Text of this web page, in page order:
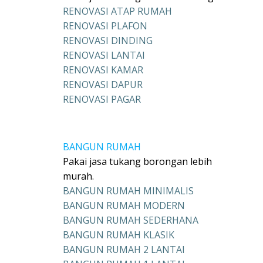
RENOVASI ATAP RUMAH
RENOVASI PLAFON
RENOVASI DINDING
RENOVASI LANTAI
RENOVASI KAMAR
RENOVASI DAPUR
RENOVASI PAGAR
BANGUN RUMAH
Pakai jasa tukang borongan lebih
murah.
BANGUN RUMAH MINIMALIS
BANGUN RUMAH MODERN
BANGUN RUMAH SEDERHANA
BANGUN RUMAH KLASIK
BANGUN RUMAH 2 LANTAI